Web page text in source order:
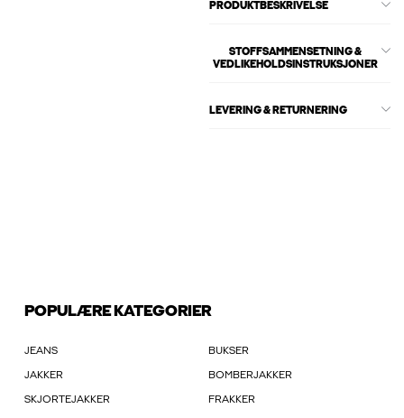
PRODUKTBESKRIVELSE
STOFFSAMMENSETNING &
VEDLIKEHOLDSINSTRUKSJONER
LEVERING & RETURNERING
POPULÆRE KATEGORIER
JEANS BUKSER
JAKKER BOMBERJAKKER
SKJORTEJAKKER FRAKKER